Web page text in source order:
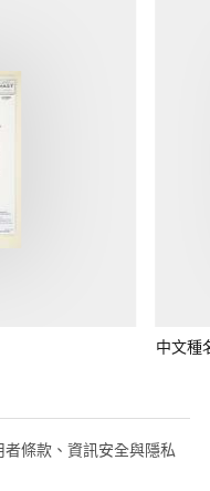
中文種
者條款、資訊安全與隱私